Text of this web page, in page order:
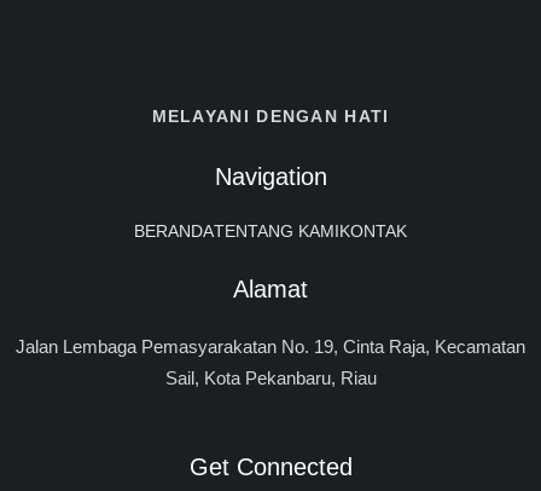
MELAYANI DENGAN HATI
Navigation
BERANDATENTANG KAMIKONTAK
Alamat
Jalan Lembaga Pemasyarakatan No. 19, Cinta Raja, Kecamatan
Sail, Kota Pekanbaru, Riau
Get Connected